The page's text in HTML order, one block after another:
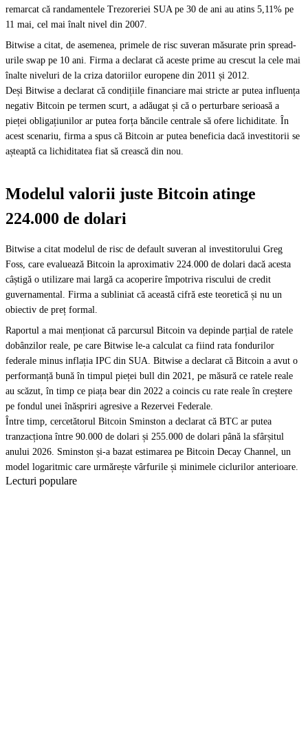
remarcat că randamentele Trezoreriei SUA pe 30 de ani au atins 5,11% pe
11 mai, cel mai înalt nivel din 2007.
Bitwise a citat, de asemenea, primele de risc suveran măsurate prin spread-
urile swap pe 10 ani. Firma a declarat că aceste prime au crescut la cele mai
înalte niveluri de la criza datoriilor europene din 2011 și 2012.
Deși Bitwise a declarat că condițiile financiare mai stricte ar putea influența
negativ Bitcoin pe termen scurt, a adăugat și că o perturbare serioasă a
pieței obligațiunilor ar putea forța băncile centrale să ofere lichiditate. În
acest scenariu, firma a spus că Bitcoin ar putea beneficia dacă investitorii se
așteaptă ca lichiditatea fiat să crească din nou.
Modelul valorii juste Bitcoin atinge
224.000 de dolari
Bitwise a citat modelul de risc de default suveran al investitorului Greg
Foss, care evaluează Bitcoin la aproximativ 224.000 de dolari dacă acesta
câștigă o utilizare mai largă ca acoperire împotriva riscului de credit
guvernamental. Firma a subliniat că această cifră este teoretică și nu un
obiectiv de preț formal.
Raportul a mai menționat că parcursul Bitcoin va depinde parțial de ratele
dobânzilor reale, pe care Bitwise le-a calculat ca fiind rata fondurilor
federale minus inflația IPC din SUA. Bitwise a declarat că Bitcoin a avut o
performanță bună în timpul pieței bull din 2021, pe măsură ce ratele reale
au scăzut, în timp ce piața bear din 2022 a coincis cu rate reale în creștere
pe fondul unei înăspriri agresive a Rezervei Federale.
Între timp, cercetătorul Bitcoin Sminston a declarat că BTC ar putea
tranzacționa între 90.000 de dolari și 255.000 de dolari până la sfârșitul
anului 2026. Sminston și-a bazat estimarea pe Bitcoin Decay Channel, un
model logaritmic care urmărește vârfurile și minimele ciclurilor anterioare.
Lecturi populare